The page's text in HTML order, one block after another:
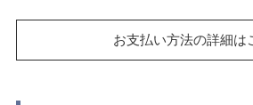
お支払い方法の詳細は